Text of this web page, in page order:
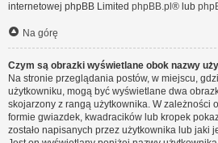
internetowej phpBB Limited phpBB.pl ® lub
Na górę
Czym są obrazki wyświetlane obok nazwy
Na stronie przeglądania postów, w miejscu,
użytkowniku, mogą być wyświetlane dwa
skojarzony z rangą użytkownika. W zależności
formie gwiazdek, kwadracików lub kropek
zostało napisanych przez użytkownika lub jaki